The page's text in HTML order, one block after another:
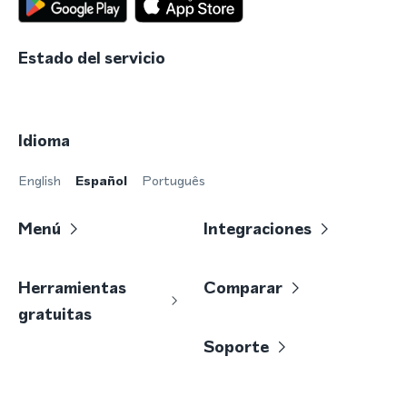
Estado del servicio
Idioma
English Español Português
Menú Integraciones
Herramientas
gratuitas
Comparar
Soporte